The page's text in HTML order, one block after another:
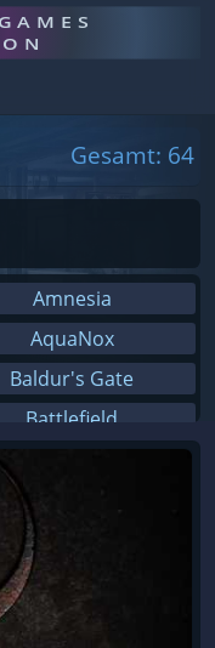
Gesamt: 64
Amnesia
AquaNox
Baldur's Gate
Battlefield
Herr der Ringe
Die Siedler
Dishonored